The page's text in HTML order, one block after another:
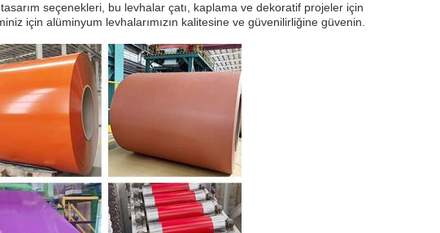
seçenekleri, bu levhalar çatı, kaplama ve dekoratif projeler için
için alüminyum levhalarımızın kalitesine ve güvenilirliğine güvenin.